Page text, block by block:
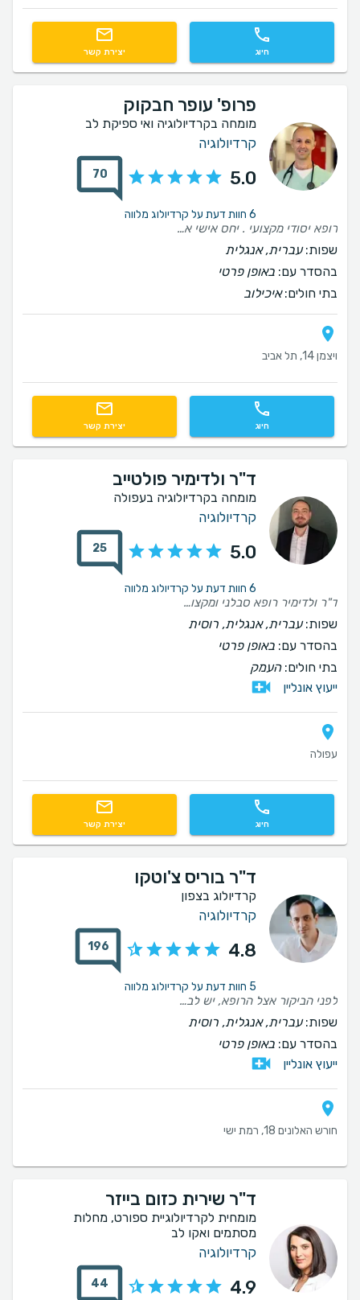
חיוג יצירת קשר
פרופ' עופר חבקוק
מומחה בקרדיולוגיה ואי ספיקת לב
קרדיולוגיה
5.0
70
6 חוות דעת על קרדיולוג מלווה
רופא יסודי מקצועי . יחס אישי אדיב ומקצועי
שפות:עברית, אנגלית
בהסדר עם: באופן פרטי
בתי חולים:איכילוב
ויצמן 14, תל אביב
חיוג יצירת קשר
ד"ר ולדימיר פולטייב
מומחה בקרדיולוגיה בעפולה
קרדיולוגיה
5.0
25
6 חוות דעת על קרדיולוג מלווה
ד"ר ולדימיר רופא סבלני ומקצועי. מתנהג למטופלים באכפתיות וכבוד רב. מודה לו מאוד על טיפול המסור באמי ואבי.
שפות:עברית, אנגלית, רוסית
בהסדר עם: באופן פרטי
בתי חולים:העמק
ייעוץ אונליין
עפולה
חיוג יצירת קשר
ד"ר בוריס צ'וטקו
קרדיולוג בצפון
קרדיולוגיה
4.8
196
5 חוות דעת על קרדיולוג מלווה
לפני הביקור אצל הרופא, יש לבקר את האחות בחדר הסמוך: למדוד גובה, משקל, לחץ דם ולבצע אלקטרוקרדיוגרמה. גם מהאחות ההתרשמות נעימה. רגועה ומסודרת. הרופא, למרבה הצער, עובד רק יום אחד בשבוע ורק 3 שעות, ולכן ניתן לקבוע אליו תור רק 4-6 חודשים מראש 🌚 אהבתי שהוא אינו מפחיד, ואינו רושם תרופות אם אין צורך דחוף בכך. הביקור מתנהל במהירות, הכול מוסבר בתמציתיות ובבהירות. וחשוב לציין, שאפילו אם אין פתולוגיות בלב, הוא מתייחס למטופל בצורה תקינה. (אצל רופאים רבים אחרים ניתן לחוש עצבנות מוסתרת על כך שאנשים בריאים "מטרידים" אותם) תודה על היחס הראוי לכל המטופלים, אנו מעריכים זאת
שפות:עברית, אנגלית, רוסית
בהסדר עם: באופן פרטי
ייעוץ אונליין
חורש האלונים 18, רמת ישי
ד"ר שירית כזום בייזר
מומחית לקרדיולוגיית ספורט, מחלות
מסתמים ואקו לב
קרדיולוגיה
4.9
44